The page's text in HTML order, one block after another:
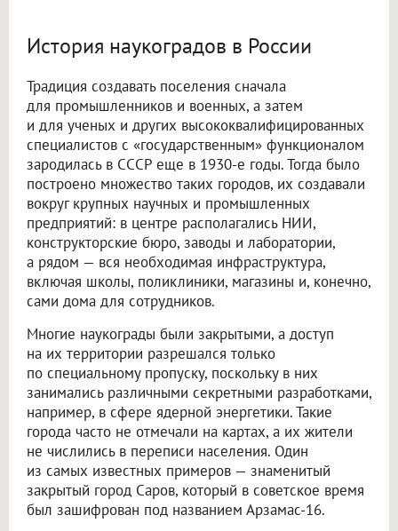
История наукоградов в России
Традиция создавать поселения сначала
для промышленников и военных, а затем
и для ученых и других высококвалифицированных
специалистов с «государственным» функционалом
зародилась в СССР еще в 1930-е годы. Тогда было
построено множество таких городов, их создавали
вокруг крупных научных и промышленных
предприятий: в центре располагались НИИ,
конструкторские бюро, заводы и лаборатории,
а рядом — вся необходимая инфраструктура,
включая школы, поликлиники, магазины и, конечно,
сами дома для сотрудников.
Многие наукограды были закрытыми, а доступ
на их территории разрешался только
по специальному пропуску, поскольку в них
занимались различными секретными разработками,
например, в сфере ядерной энергетики. Такие
города часто не отмечали на картах, а их жители
не числились в переписи населения. Один
из самых известных примеров — знаменитый
закрытый город Саров, который в советское время
был зашифрован под названием Арзамас-16.